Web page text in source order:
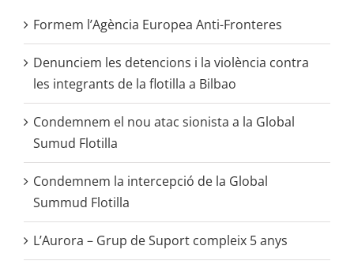
Formem l’Agència Europea Anti-Fronteres
Denunciem les detencions i la violència contra
les integrants de la flotilla a Bilbao
Condemnem el nou atac sionista a la Global
Sumud Flotilla
Condemnem la intercepció de la Global
Summud Flotilla
L’Aurora – Grup de Suport compleix 5 anys